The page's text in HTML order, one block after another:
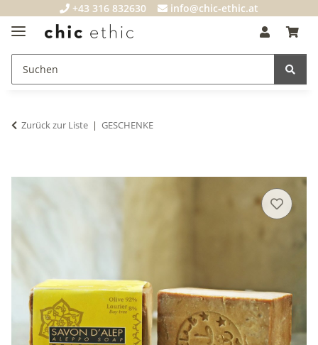
+43 316 832630 info@chic-ethic.at
Zurück zur Liste GESCHENKE